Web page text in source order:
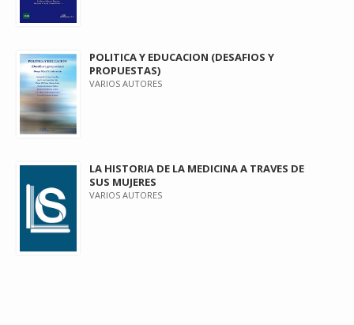
POLITICA Y EDUCACION (DESAFIOS Y
PROPUESTAS)
VARIOS AUTORES
LA HISTORIA DE LA MEDICINA A TRAVES DE
SUS MUJERES
VARIOS AUTORES